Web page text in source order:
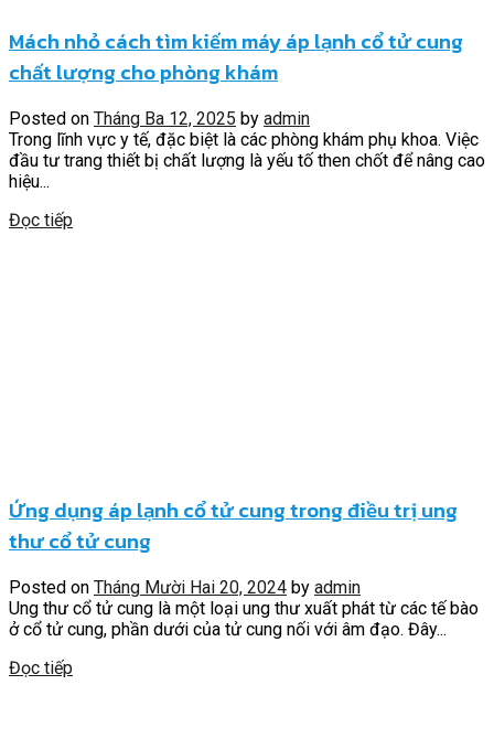
Mách nhỏ cách tìm kiếm máy áp lạnh cổ tử cung
chất lượng cho phòng khám
Posted on Tháng Ba 12, 2025 by admin
Trong lĩnh vực y tế, đặc biệt là các phòng khám phụ khoa. Việc
đầu tư trang thiết bị chất lượng là yếu tố then chốt để nâng cao
hiệu...
Đọc tiếp
Ứng dụng áp lạnh cổ tử cung trong điều trị ung
thư cổ tử cung
Posted on Tháng Mười Hai 20, 2024 by admin
Ung thư cổ tử cung là một loại ung thư xuất phát từ các tế bào
ở cổ tử cung, phần dưới của tử cung nối với âm đạo. Đây...
Đọc tiếp